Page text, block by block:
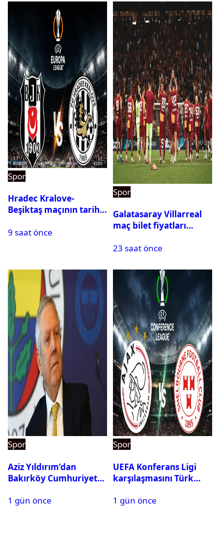
Spor
Hradec Kralove-
Beşiktaş maçının tarihi
9 saat önce
Spor
Galatasaray Villarreal
maç bilet fiyatları
23 saat önce
Spor
Aziz Yıldırım’dan
Bakırköy Cumhuriyet
duyurusu
1 gün önce
Spor
UEFA Konferans Ligi
karşılaşmasını Türk
1 gün önce